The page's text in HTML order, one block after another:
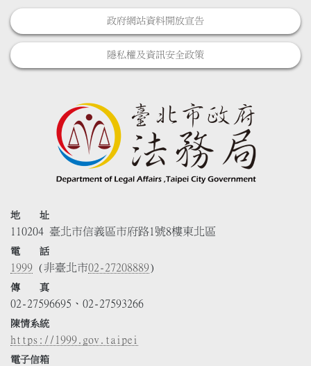
政府網站資料開放宣告
隱私權及資訊安全政策
地 址
110204 臺北市信義區市府路1號8樓東北區
電 話
1999 (非臺北市02-27208889)
傳 真
02-27596695、02-27593266
陳情系統
https://1999.gov.taipei
電子信箱